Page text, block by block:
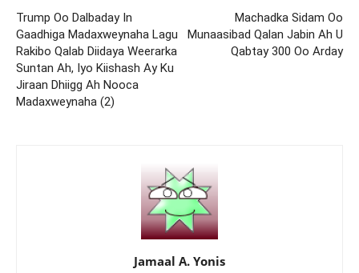
Trump Oo Dalbaday In
Gaadhiga Madaxweynaha Lagu
Rakibo Qalab Diidaya Weerarka
Suntan Ah, Iyo Kiishash Ay Ku
Jiraan Dhiigg Ah Nooca
Madaxweynaha (2)
Machadka Sidam Oo
Munaasibad Qalan Jabin Ah U
Qabtay 300 Oo Arday
Jamaal A. Yonis